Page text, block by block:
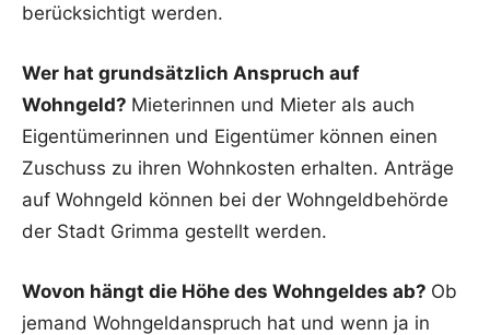
berücksichtigt werden.
Wer hat grundsätzlich Anspruch auf
Wohngeld? Mieterinnen und Mieter als auch
Eigentümerinnen und Eigentümer können einen
Zuschuss zu ihren Wohnkosten erhalten. Anträge
auf Wohngeld können bei der Wohngeldbehörde
der Stadt Grimma gestellt werden.
Wovon hängt die Höhe des Wohngeldes ab? Ob
jemand Wohngeldanspruch hat und wenn ja in